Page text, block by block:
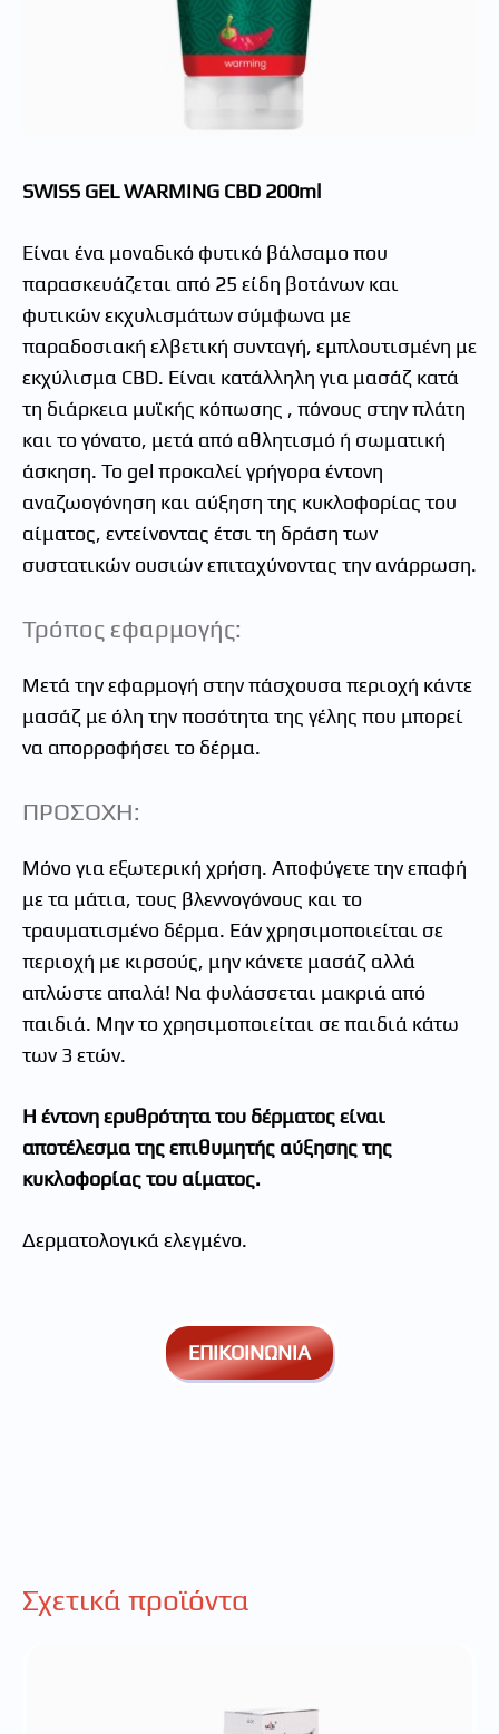
SWISS GEL WARMING CBD 200ml
Είναι ένα μοναδικό φυτικό βάλσαμο που
παρασκευάζεται από 25 είδη βοτάνων και
φυτικών εκχυλισμάτων σύμφωνα με
παραδοσιακή ελβετική συνταγή, εμπλουτισμένη με
εκχύλισμα CBD. Είναι κατάλληλη για μασάζ κατά
τη διάρκεια μυϊκής κόπωσης , πόνους στην πλάτη
και το γόνατο, μετά από αθλητισμό ή σωματική
άσκηση. Το gel προκαλεί γρήγορα έντονη
αναζωογόνηση και αύξηση της κυκλοφορίας του
αίματος, εντείνοντας έτσι τη δράση των
συστατικών ουσιών επιταχύνοντας την ανάρρωση.
Τρόπος εφαρμογής:
Μετά την εφαρμογή στην πάσχουσα περιοχή κάντε
μασάζ με όλη την ποσότητα της γέλης που μπορεί
να απορροφήσει το δέρμα.
ΠΡΟΣΟΧΗ:
Μόνο για εξωτερική χρήση. Αποφύγετε την επαφή
με τα μάτια, τους βλεννογόνους και το
τραυματισμένο δέρμα. Εάν χρησιμοποιείται σε
περιοχή με κιρσούς, μην κάνετε μασάζ αλλά
απλώστε απαλά! Να φυλάσσεται μακριά από
παιδιά. Μην το χρησιμοποιείται σε παιδιά κάτω
των 3 ετών.
Η έντονη ερυθρότητα του δέρματος είναι
αποτέλεσμα της επιθυμητής αύξησης της
κυκλοφορίας του αίματος.
Δερματολογικά ελεγμένο.
ΕΠΙΚΟΙΝΩΝΙΑ
Σχετικά προϊόντα